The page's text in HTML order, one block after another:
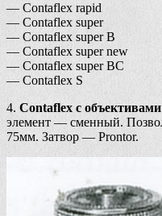
— Contaflex rapid
— Contaflex super
— Contaflex super B
— Contaflex super new
— Contaflex super BC
— Contaflex S
4. Contaflex с
элемент — сменный.
75мм. Затвор — Prontor.